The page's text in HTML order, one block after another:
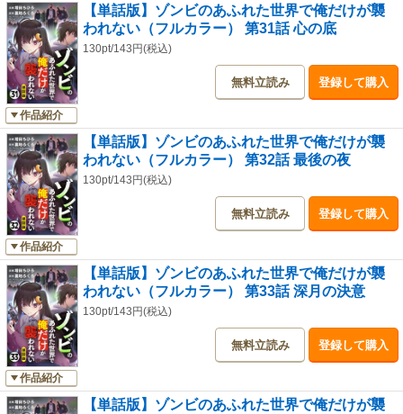
作品紹介
【単話版】ゾンビのあふれた世界で俺だけが襲
われない（フルカラー） 第31話 心の底
130pt/143円(税込)
無料立読み 登録して購入
作品紹介
【単話版】ゾンビのあふれた世界で俺だけが襲
われない（フルカラー） 第32話 最後の夜
130pt/143円(税込)
無料立読み 登録して購入
作品紹介
【単話版】ゾンビのあふれた世界で俺だけが襲
われない（フルカラー） 第33話 深月の決意
130pt/143円(税込)
無料立読み 登録して購入
【単話版】ゾンビのあふれた世界で俺だけが襲